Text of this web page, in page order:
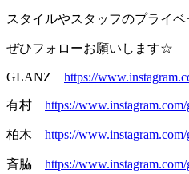
スタイルやスタッフのプライ
ぜひフォローお願いします☆
GLANZ https://
有村 https://www.instagram.com/
柏木 https://
斉脇 https://